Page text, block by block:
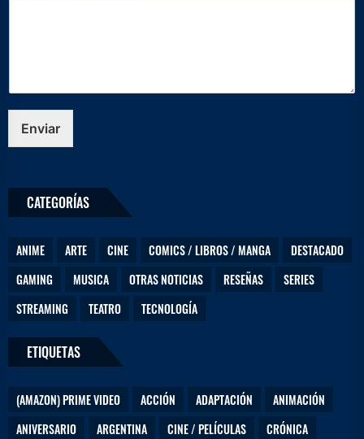
t
u
t
ó
Enviar
CATEGORÍAS
ANIME ARTE CINE COMICS / LIBROS / MANGA
DESTACADO
GAMING
MUSICA OTRAS NOTICIAS RESEÑAS
SERIES
STREAMING
TEATRO TECNOLOGÍA
ETIQUETAS
(AMAZON) PRIME VIDEO ACCIÓN ADAPTACIÓN
ANIMACIÓN
ANIVERSARIO
ARGENTINA CINE / PELÍCULAS
CRÓNICA